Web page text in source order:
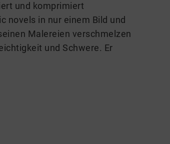
und komprimiert
novels in nur einem Bild und
Malereien verschmelzen
und Schwere. Er